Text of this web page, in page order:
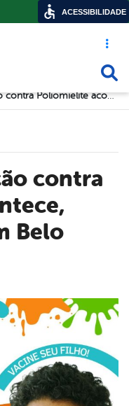
Acesso
Dia D de Vacinação contra Poliomielite acontece, neste sábado, em Belo Jardim
Belo
ACESSIBILIDADE